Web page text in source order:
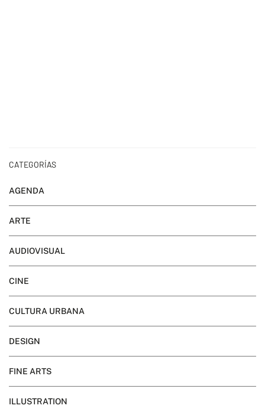
CATEGORÍAS
AGENDA
ARTE
AUDIOVISUAL
CINE
CULTURA URBANA
DESIGN
FINE ARTS
ILLUSTRATION